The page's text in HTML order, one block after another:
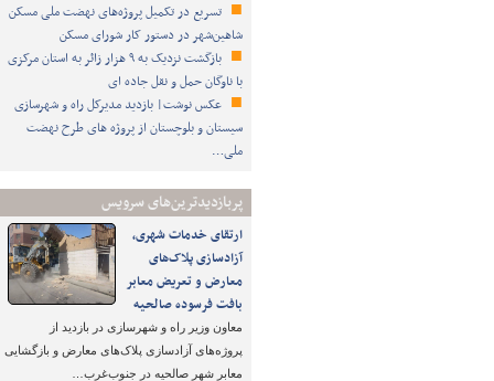
تسریع در تکمیل پروژه‌های نهضت ملی مسکن
شاهین‌شهر در دستور کار شورای مسکن
بازگشت نزدیک به ۹ هزار زائر به استان مرکزی
با ناوگان حمل و نقل جاده ای
عکس نوشت| بازدید مدیرکل راه و شهرسازی
سیستان و بلوچستان از پروژه های طرح نهضت
ملی…
پربازدیدترین‌های سرویس
ارتقای خدمات شهری،
آزادسازی پلاک‌های
معارض و تعریض معابر
بافت فرسوده صالحیه
معاون وزیر راه و شهرسازی در بازدید از
پروژه‌های آزادسازی پلاک‌های معارض و بازگشایی
معابر شهر صالحیه در جنوب‌غرب…